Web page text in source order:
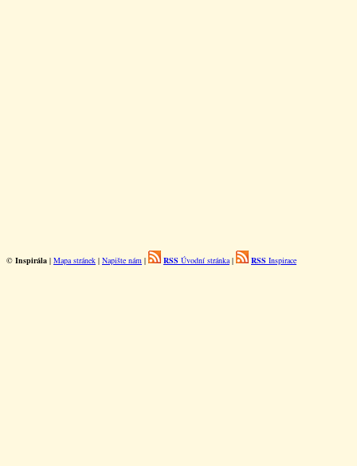
© Inspirála | Mapa stránek | Napište nám | RSS Úvodní stránka| RSS Inspirace